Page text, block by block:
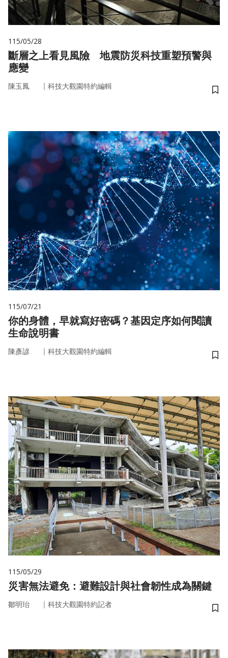
115/05/28
斷層之上看見風險 地震防災科技重塑預警與
應變
陳玉鳳 ｜ 科技大觀園特約編輯
儲
115/07/21
你的身體，早就寫好密碼？基因定序如何閱讀
生命說明書
陳彥諺 ｜ 科技大觀園特約編輯
儲
115/05/29
災害無法避免：避難設計與社會韌性成為關鍵
鄒明珆 ｜ 科技大觀園特約記者
儲